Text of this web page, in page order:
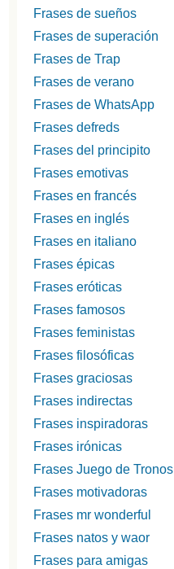
Frases de sueños
Frases de superación
Frases de Trap
Frases de verano
Frases de WhatsApp
Frases defreds
Frases del principito
Frases emotivas
Frases en francés
Frases en inglés
Frases en italiano
Frases épicas
Frases eróticas
Frases famosos
Frases feministas
Frases filosóficas
Frases graciosas
Frases indirectas
Frases inspiradoras
Frases irónicas
Frases Juego de Tronos
Frases motivadoras
Frases mr wonderful
Frases natos y waor
Frases para amigas